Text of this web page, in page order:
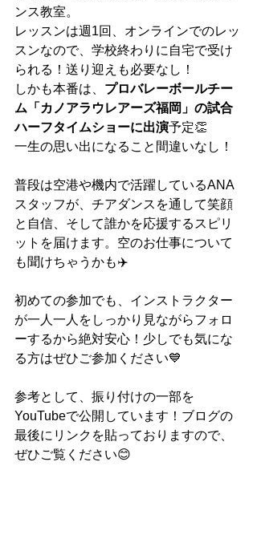
ンス教室。
レッスンは週1回、オンラインでのレッ
スンなので、学校終わりに自宅で受け
られる！送り迎えも必要なし！
しかも本番は、 プロバレーボールチー
ム「カノアラウレアーズ福岡」の試合
ハーフタイムショーに出演予定👏
一生の思い出になること間違いなし！
普段は空港や機内で活躍しているANA
スタッフが、チアダンスを通して笑顔
と自信、そして誰かを応援するスピリ
ットを届けます。空のお仕事について
も聞けちゃうかも✈️
初めての参加でも、インストラクター
が一人一人をしっかり見ながらフォロ
ーするから絶対安心！少しでも気にな
る方はぜひご参加ください💙
参考として、振り付けの一部を
YouTubeで公開しています！ブログの
最後にリンクを貼っておりますので、
ぜひご覧ください😊